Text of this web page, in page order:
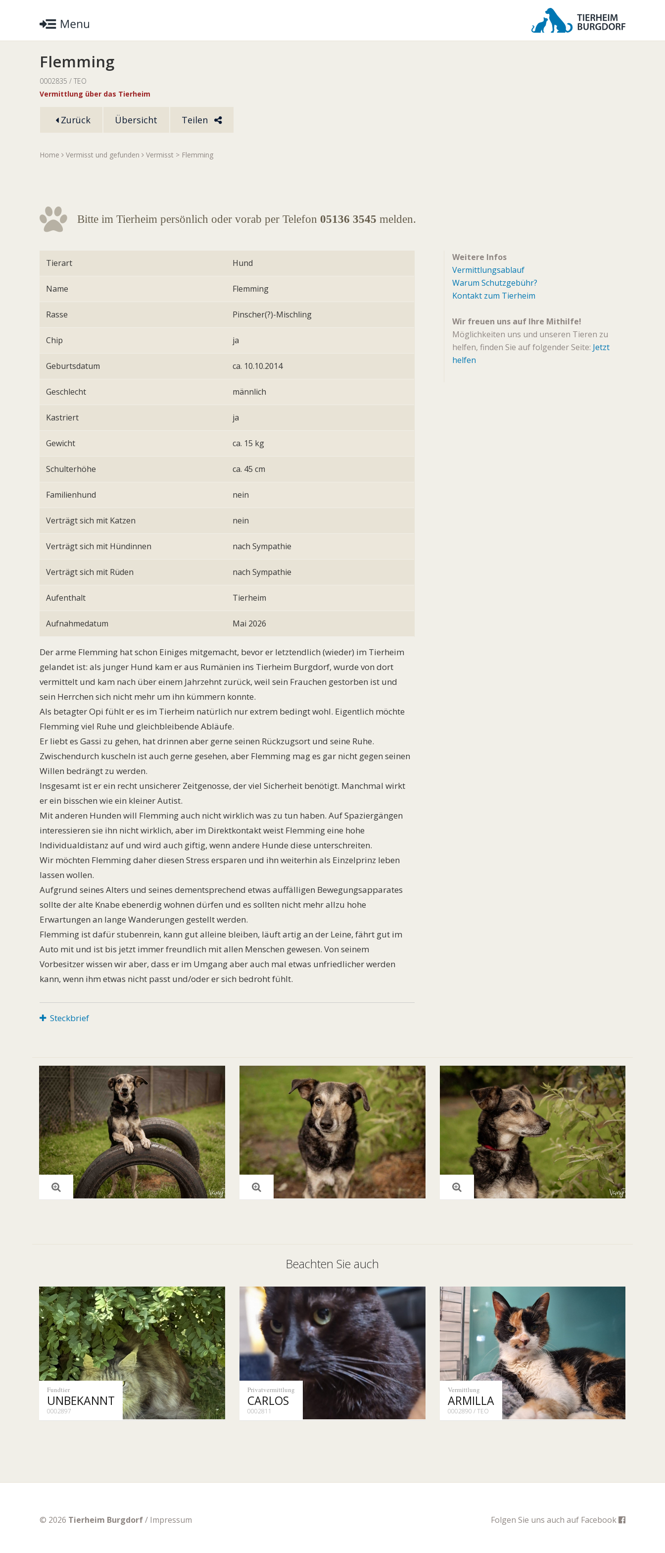
Flemming
0002835 / TEO
Vermittlung über das Tierheim
Zurück Übersicht Teilen
Home Vermisst und gefunden Vermisst > Flemming
Bitte im Tierheim persönlich oder vorab per Telefon 05136 3545 melden.
Tierart Hund
Name Flemming
Rasse Pinscher(?)-Mischling
Chip ja
Geburtsdatum ca. 10.10.2014
Geschlecht männlich
Kastriert ja
Gewicht ca. 15 kg
Schulterhöhe ca. 45 cm
Familienhund nein
Verträgt sich mit Katzen nein
Verträgt sich mit Hündinnen nach Sympathie
Verträgt sich mit Rüden nach Sympathie
Aufenthalt Tierheim
Aufnahmedatum Mai 2026
Der arme Flemming hat schon Einiges mitgemacht, bevor er letztendlich (wieder) im Tierheim
gelandet ist: als junger Hund kam er aus Rumänien ins Tierheim Burgdorf, wurde von dort
vermittelt und kam nach über einem Jahrzehnt zurück, weil sein Frauchen gestorben ist und
sein Herrchen sich nicht mehr um ihn kümmern konnte.
Als betagter Opi fühlt er es im Tierheim natürlich nur extrem bedingt wohl. Eigentlich möchte
Flemming viel Ruhe und gleichbleibende Abläufe.
Er liebt es Gassi zu gehen, hat drinnen aber gerne seinen Rückzugsort und seine Ruhe.
Zwischendurch kuscheln ist auch gerne gesehen, aber Flemming mag es gar nicht gegen seinen
Willen bedrängt zu werden.
Insgesamt ist er ein recht unsicherer Zeitgenosse, der viel Sicherheit benötigt. Manchmal wirkt
er ein bisschen wie ein kleiner Autist.
Mit anderen Hunden will Flemming auch nicht wirklich was zu tun haben. Auf Spaziergängen
interessieren sie ihn nicht wirklich, aber im Direktkontakt weist Flemming eine hohe
Individualdistanz auf und wird auch giftig, wenn andere Hunde diese unterschreiten.
Wir möchten Flemming daher diesen Stress ersparen und ihn weiterhin als Einzelprinz leben
lassen wollen.
Aufgrund seines Alters und seines dementsprechend etwas auffälligen Bewegungsapparates
sollte der alte Knabe ebenerdig wohnen dürfen und es sollten nicht mehr allzu hohe
Erwartungen an lange Wanderungen gestellt werden.
Flemming ist dafür stubenrein, kann gut alleine bleiben, läuft artig an der Leine, fährt gut im
Auto mit und ist bis jetzt immer freundlich mit allen Menschen gewesen. Von seinem
Vorbesitzer wissen wir aber, dass er im Umgang aber auch mal etwas unfriedlicher werden
kann, wenn ihm etwas nicht passt und/oder er sich bedroht fühlt.
Steckbrief
Weitere Infos
Vermittlungsablauf
Warum Schutzgebühr?
Kontakt zum Tierheim
Wir freuen uns auf Ihre Mithilfe!
Möglichkeiten uns und unseren Tieren zu
helfen, finden Sie auf folgender Seite: Jetzt
helfen
Beachten Sie auch
Fundtier
UNBEKANNT
0002897
Privatvermittlung
CARLOS
0002811
Vermittlung
ARMILLA
0002890 / TEO
© 2026 Tierheim Burgdorf/ Impressum Folgen Sie uns auch auf Facebook